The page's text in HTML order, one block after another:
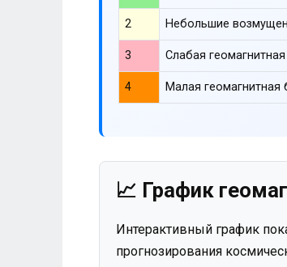
2 Небольшие
3 Слабая
4 Малая геомагнитная
📈 График
Интерактивный график
прогнозирования